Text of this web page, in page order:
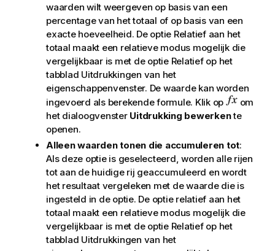
waarden wilt weergeven op basis van een
percentage van het totaal of op basis van een
exacte hoeveelheid. De optie Relatief aan het
totaal maakt een relatieve modus mogelijk die
vergelijkbaar is met de optie Relatiefop het
tabblad Uitdrukkingen van het
eigenschappenvenster. De waarde kan worden
ingevoerd als berekende formule. Klik op
om
het dialoogvenster Uitdrukking bewerkente
openen.
Alleen waarden tonen die accumuleren tot:
Als deze optie is geselecteerd, worden alle rijen
tot aan de huidige rij geaccumuleerd en wordt
het resultaat vergeleken met de waarde die is
ingesteld in de optie. De optie relatief aan het
totaal maakt een relatieve modus mogelijk die
vergelijkbaar is met de optie Relatiefop het
tabblad Uitdrukkingen van het